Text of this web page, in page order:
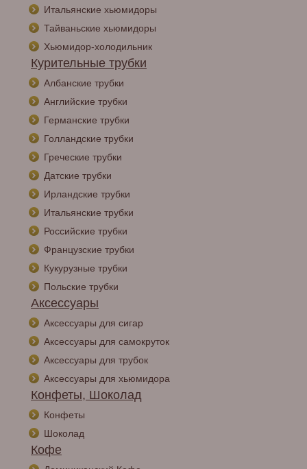
Итальянские хьюмидоры
Тайваньские хьюмидоры
Хьюмидор-холодильник
Курительные трубки
Албанские трубки
Английские трубки
Германские трубки
Голландские трубки
Греческие трубки
Датские трубки
Ирландские трубки
Итальянские трубки
Российские трубки
Французские трубки
Кукурузные трубки
Польские трубки
Аксессуары
Аксессуары для сигар
Аксессуары для самокруток
Аксессуары для трубок
Аксессуары для хьюмидора
Конфеты, Шоколад
Конфеты
Шоколад
Кофе